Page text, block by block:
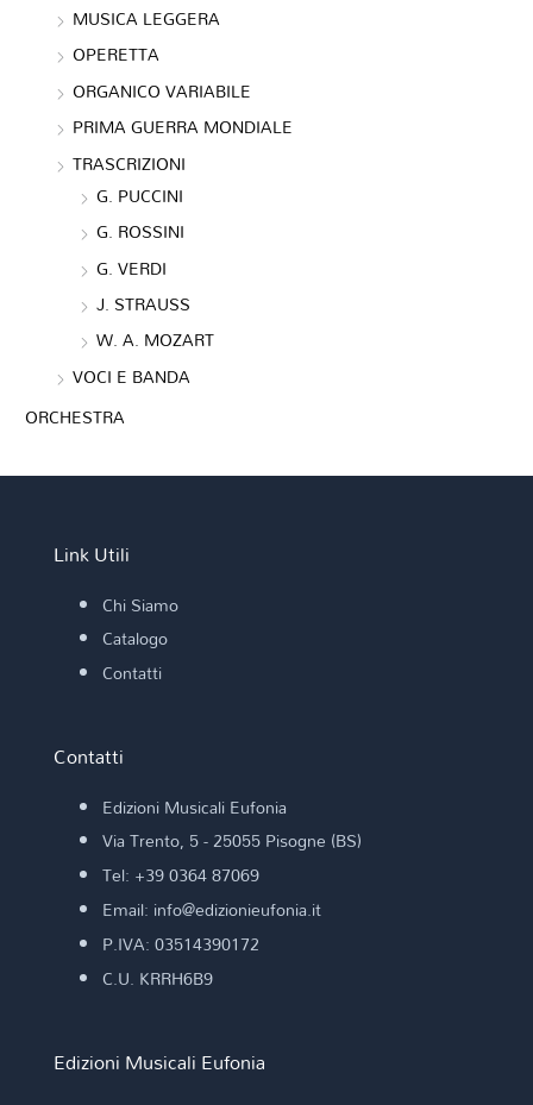
MUSICA LEGGERA
OPERETTA
ORGANICO VARIABILE
PRIMA GUERRA MONDIALE
TRASCRIZIONI
G. PUCCINI
G. ROSSINI
G. VERDI
J. STRAUSS
W. A. MOZART
VOCI E BANDA
ORCHESTRA
Link Utili
Chi Siamo
Catalogo
Contatti
Contatti
Edizioni Musicali Eufonia
Via Trento, 5 - 25055 Pisogne (BS)
Tel: +39 0364 87069
Email: info@edizionieufonia.it
P.IVA: 03514390172
C.U. KRRH6B9
Edizioni Musicali Eufonia